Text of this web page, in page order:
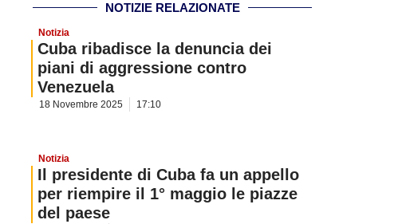
NOTIZIE RELAZIONATE
Notizia
Cuba ribadisce la denuncia dei
piani di aggressione contro
Venezuela
18 Novembre 2025 17:10
Notizia
Il presidente di Cuba fa un appello
per riempire il 1° maggio le piazze
del paese